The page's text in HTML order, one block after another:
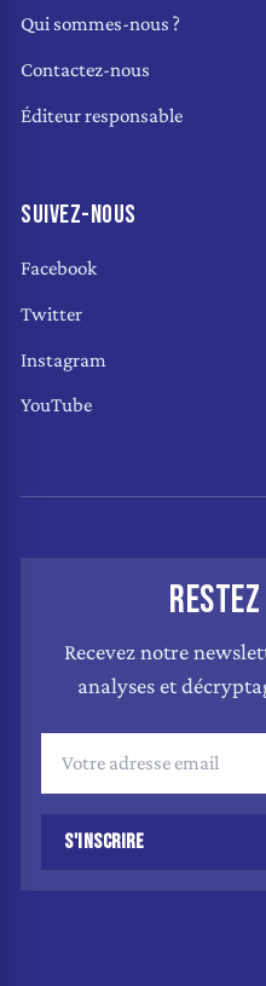
Qui sommes-nous ?
Contactez-nous
Éditeur responsable
SUIVEZ-NOUS
Facebook
Twitter
Instagram
YouTube
Recevez notre
analyses et
S'INSCRIRE